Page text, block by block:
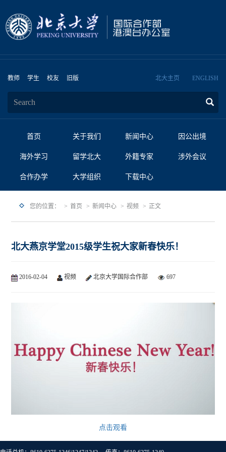
教师 学生 校友 旧版 北大主页 ENGLISH
首页 关于我们 新闻中心 因公出境
海外学习 留学北大 外籍专家 涉外会议
合作办学 大学组织 下载中心
您的位置： 首页 新闻中心 视频 正文
北大燕京学堂2015级学生祝大家新春快乐！
2016-02-04 视频 北京大学国际合作部 697
点击观看